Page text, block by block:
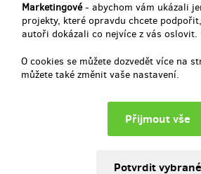
Marketingové- abychom vám ukázali
projekty, které opravdu chcete
autoři dokázali co nejvíce z vás oslovit.
O cookies se můžete dozvedět více na
můžete také změnit vaše nastavení.
Najdete nás na